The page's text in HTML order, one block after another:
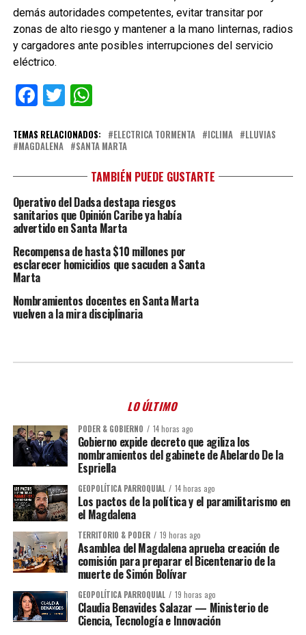
demás autoridades competentes, evitar transitar por
zonas de alto riesgo y mantener a la mano linternas, radios
y cargadores ante posibles interrupciones del servicio
eléctrico.
Facebook
TwitterWhatsApp
TEMAS RELACIONADOS: ELECTRICA TORMENTA ICLIMA
LLUVIAS
MAGDALENA
SANTA MARTA
TAMBIÉN PUEDE GUSTARTE
Operativo del Dadsa destapa riesgos
sanitarios que Opinión Caribe ya había
advertido en Santa Marta
Recompensa de hasta $10 millones por
esclarecer homicidios que sacuden a Santa
Marta
Nombramientos docentes en Santa Marta
vuelven a la mira disciplinaria
LO ÚLTIMO
PODER & GOBIERNO 14 horas ago
Gobierno expide decreto que agiliza los
nombramientos del gabinete de Abelardo De la
Espriella
GEOPOLÍTICA PARROQUIAL 14 horas ago
Los pactos de la política y el paramilitarismo en
el Magdalena
TERRITORIO & PODER 19 horas ago
Asamblea del Magdalena aprueba creación de
comisión para preparar el Bicentenario de la
muerte de Simón Bolívar
GEOPOLÍTICA PARROQUIAL 19 horas ago
Claudia Benavides Salazar — Ministerio de
Ciencia, Tecnología e Innovación